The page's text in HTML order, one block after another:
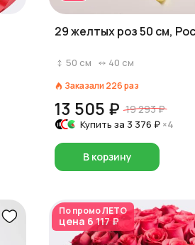
29 желтых роз 50 см,
50 см 40 см
Заказали 226раз
13 505 ₽ 19 293 ₽
Купить за 3 376 ₽ ×4
В корзину
По промоЛЕТО
цена 6 117 ₽